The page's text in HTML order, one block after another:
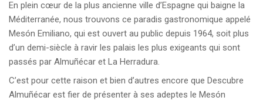
En plein cœur de la plus ancienne ville d’Espagne qui baigne la
Méditerranée, nous trouvons ce paradis gastronomique appelé
Mesón Emiliano, qui est ouvert au public depuis 1964, soit plus
d’un demi-siècle à ravir les palais les plus exigeants qui sont
passés par Almuñécar et La Herradura.
C’est pour cette raison et bien d’autres encore que Descubre
Almuñécar est fier de présenter à ses adeptes le Mesón